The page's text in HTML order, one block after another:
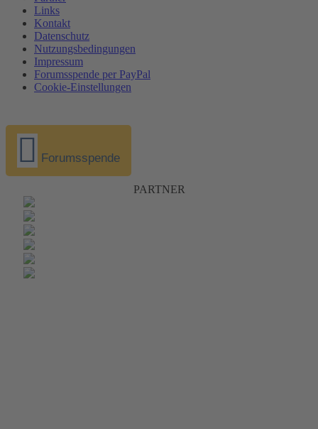
Links
Kontakt
Datenschutz
Nutzungsbedingungen
Impressum
Forumsspende per PayPal
Cookie-Einstellungen
Forumsspende
PARTNER